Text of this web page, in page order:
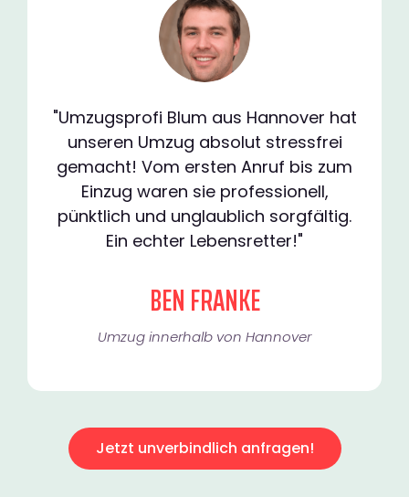
"Umzugsprofi Blum aus Hannover hat
unseren Umzug absolut stressfrei
gemacht! Vom ersten Anruf bis zum
Einzug waren sie professionell,
pünktlich und unglaublich sorgfältig.
Ein echter Lebensretter!"
BEN FRANKE
Umzug innerhalb von Hannover​
Jetzt unverbindlich anfragen!